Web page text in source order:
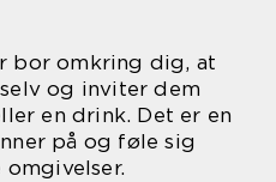
bor omkring dig, at
og inviter dem
en drink. Det er en
på og føle sig